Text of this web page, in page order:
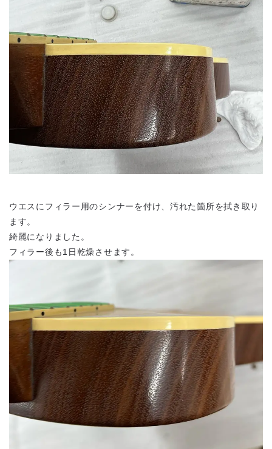
ウエスにフィラー用のシンナーを付け、汚れた箇所を拭き取り
ます。
綺麗になりました。
フィラー後も1日乾燥させます。